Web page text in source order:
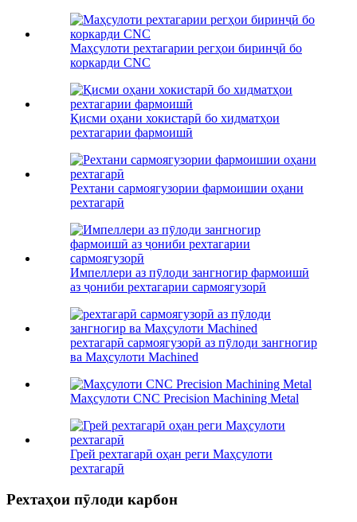
Маҳсулоти рехтагарии регҳои биринҷӣ бо
коркарди CNC
Қисми оҳани хокистарӣ бо хидматҳои
рехтагарии фармоишӣ
Рехтани сармоягузории фармоишии оҳани
рехтагарӣ
Импеллери аз пӯлоди зангногир фармоишӣ
аз ҷониби рехтагарии сармоягузорӣ
рехтагарӣ сармоягузорӣ аз пӯлоди зангногир
ва Маҳсулоти Machined
Маҳсулоти CNC Precision Machining Metal
Грей рехтагарӣ оҳан реги Маҳсулоти
рехтагарӣ
Рехтаҳои пӯлоди карбон